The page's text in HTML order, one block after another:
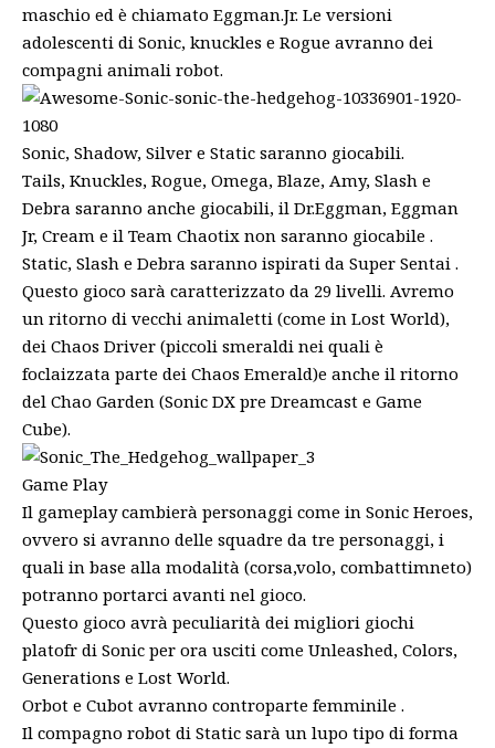
maschio ed è chiamato Eggman.Jr. Le versioni
adolescenti di Sonic, knuckles e Rogue avranno dei
compagni animali robot.
Sonic, Shadow, Silver e Static saranno giocabili.
Tails, Knuckles, Rogue, Omega, Blaze, Amy, Slash e
Debra saranno anche giocabili, il Dr.Eggman, Eggman
Jr, Cream e il Team Chaotix non saranno giocabile .
Static, Slash e Debra saranno ispirati da Super Sentai .
Questo gioco sarà caratterizzato da 29 livelli. Avremo
un ritorno di vecchi animaletti (come in Lost World),
dei Chaos Driver (piccoli smeraldi nei quali è
foclaizzata parte dei Chaos Emerald)e anche il ritorno
del Chao Garden (Sonic DX pre Dreamcast e Game
Cube).
Game Play
Il gameplay cambierà personaggi come in Sonic Heroes,
ovvero si avranno delle squadre da tre personaggi, i
quali in base alla modalità (corsa,volo, combattimneto)
potranno portarci avanti nel gioco.
Questo gioco avrà peculiarità dei migliori giochi
platofr di Sonic per ora usciti come Unleashed, Colors,
Generations e Lost World.
Orbot e Cubot avranno controparte femminile .
Il compagno robot di Static sarà un lupo tipo di forma